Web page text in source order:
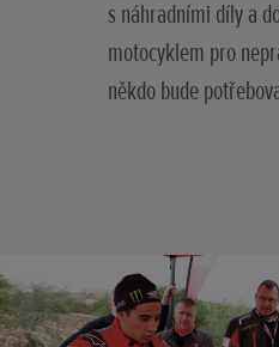
s náhradními díly a
motocyklem pro
někdo bude